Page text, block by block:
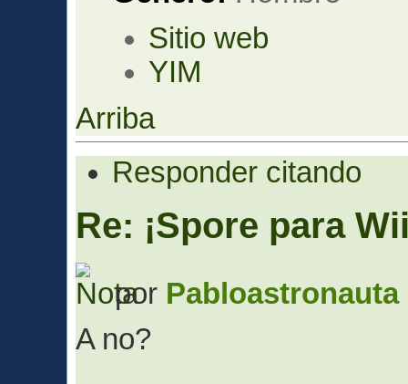
Sitio web
YIM
Arriba
Responder citando
Re: ¡Spore para
por Pabloastronauta
A no?